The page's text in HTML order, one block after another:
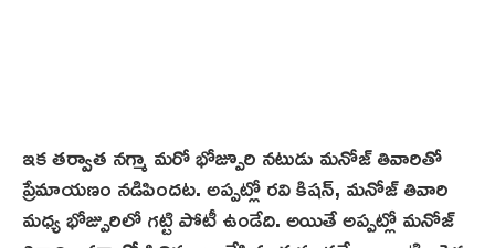
ఇక తర్వాత నగ్మా మరో భోజ్పూరి నటుడు మనోజ్ తివారితో
ప్రేమాయణం నడిపిందట. అప్పట్లో రవి కిషన్, మనోజ్ తివారి
మధ్య భోజ్పురిలో గట్టి పోటీ ఉండేది. అయితే అప్ప‌ట్లో మనోజ్